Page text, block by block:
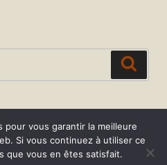
pour vous garantir la meilleure
Si vous continuez à utiliser ce
que vous en êtes satisfait.